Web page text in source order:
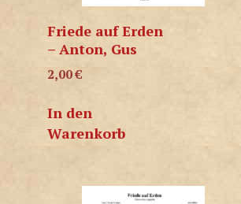
Friede auf Erden
– Anton, Gus
2,00€
In den
Warenkorb